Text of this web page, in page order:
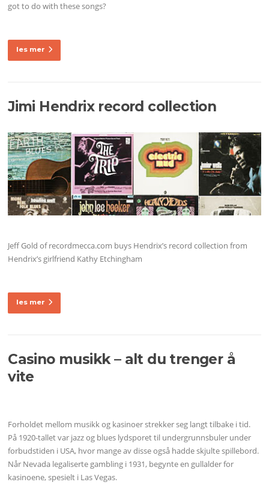
got to do with these songs?
les mer
Jimi Hendrix record collection
Jeff Gold of recordmecca.com buys Hendrix’s record collection from
Hendrix’s girlfriend Kathy Etchingham
les mer
Casino musikk – alt du trenger å
vite
Forholdet mellom musikk og kasinoer strekker seg langt tilbake i tid.
På 1920-tallet var jazz og blues lydsporet til undergrunnsbuler under
forbudstiden i USA, hvor mange av disse også hadde skjulte spillebord.
Når Nevada legaliserte gambling i 1931, begynte en gullalder for
kasinoene, spesielt i Las Vegas.